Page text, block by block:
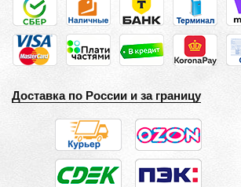
Доставка по России и за границу